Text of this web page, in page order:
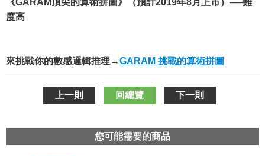
度高
來挑戰你的數感邏輯推理→GARAM 挑戰的算術拼圖
上一則 回總覽 下一則
您可能需要的商品